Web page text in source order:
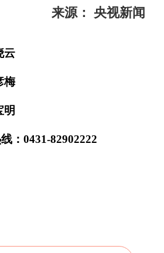
来源： 央视新闻
云
梅
明
：0431-82902222